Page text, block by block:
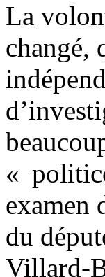
La
changé,
«
examen
du
Villard-